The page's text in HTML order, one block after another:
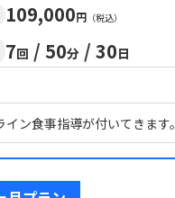
109,000円 （税込）
7回 / 50分 / 30日
ン食事指導が付いてきます。